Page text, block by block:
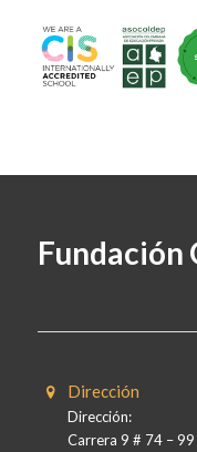
Fundación
Dirección
Dirección:
Carrera 9 # 74 –